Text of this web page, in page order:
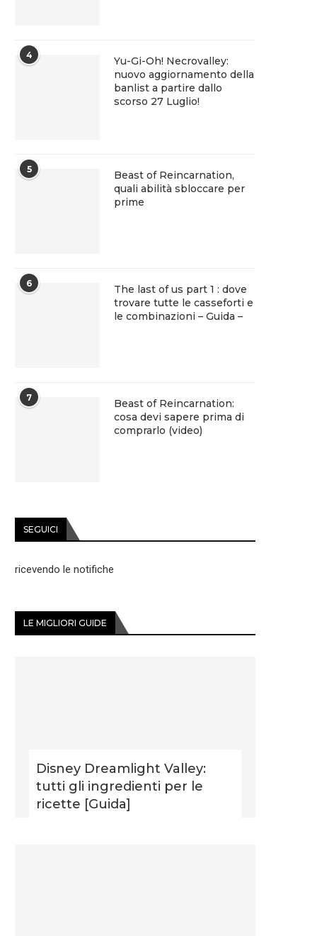
4
Yu-Gi-Oh! Necrovalley:
nuovo aggiornamento della
banlist a partire dallo
scorso 27 Luglio!
5
Beast of Reincarnation,
quali abilità sbloccare per
prime
6
The last of us part 1 : dove
trovare tutte le casseforti e
le combinazioni – Guida –
7
Beast of Reincarnation:
cosa devi sapere prima di
comprarlo (video)
SEGUICI
ricevendo le notifiche
LE MIGLIORI GUIDE
Disney Dreamlight Valley:
tutti gli ingredienti per le
ricette [Guida]